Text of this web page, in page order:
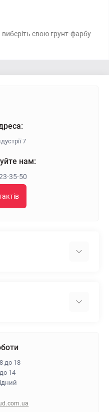
свою грунт-фарбу
7
нам:
35-50
до 18
14